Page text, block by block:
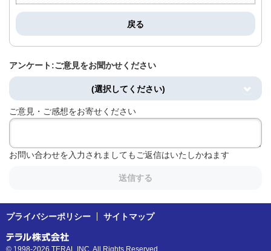
戻る
アンケート:ご意見をお聞かせください
(選択してください)
ご意見・ご感想をお寄せください
お問い合わせを入力されましてもご返信はいたしかねます
送信する
プライバシーポリシー サイトマップ
© 1998-2026 TERAL INC. All Rights Reserved.